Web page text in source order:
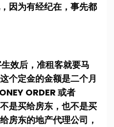
因为有经纪在，事先都
效后，准租客就要马
个定金的金额是二个月
ORDER 或者
是买给房东，也不是买
房东的地产代理公司，